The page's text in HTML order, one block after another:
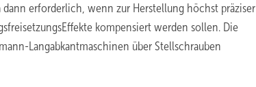
erforderlich, wenn zur Herstellung höchst präziser
kompensiert werden sollen. Die
Langabkantmaschinen über Stellschrauben